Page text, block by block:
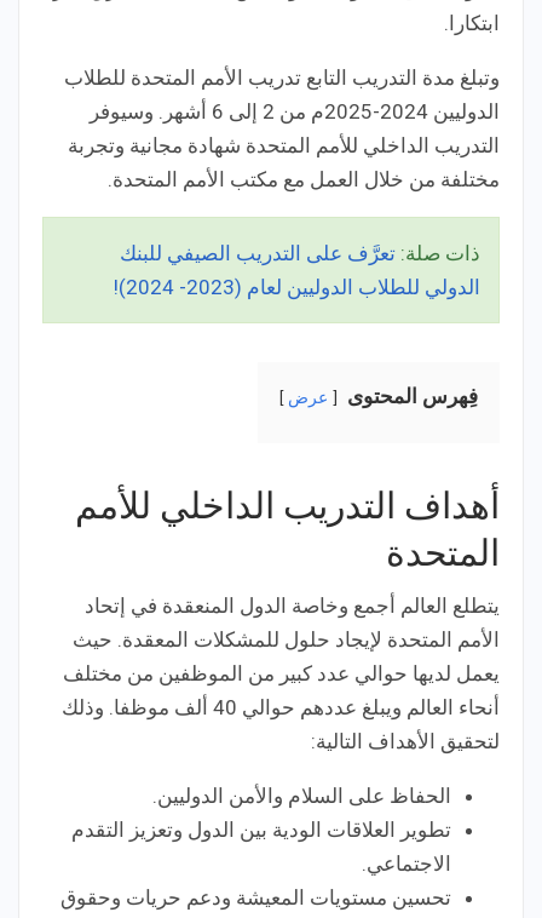
ابتكارا.
وتبلغ مدة التدريب التابع تدريب الأمم المتحدة للطلاب
الدوليين 2024-2025م من 2 إلى 6 أشهر. وسيوفر
التدريب الداخلي للأمم المتحدة شهادة مجانية وتجربة
مختلفة من خلال العمل مع مكتب الأمم المتحدة.
ذات صلة: تعرَّف على التدريب الصيفي للبنك
الدولي للطلاب الدوليين لعام (2023- 2024)!
فِهرس المحتوى عرض
أهداف التدريب الداخلي للأمم
المتحدة
يتطلع العالم أجمع وخاصة الدول المنعقدة في إتحاد
الأمم المتحدة لإيجاد حلول للمشكلات المعقدة. حيث
يعمل لديها حوالي عدد كبير من الموظفين من مختلف
أنحاء العالم ويبلغ عددهم حوالي 40 ألف موظفا. وذلك
لتحقيق الأهداف التالية:
الحفاظ على السلام والأمن الدوليين.
تطوير العلاقات الودية بين الدول وتعزيز التقدم
الاجتماعي.
تحسين مستويات المعيشة ودعم حريات وحقوق